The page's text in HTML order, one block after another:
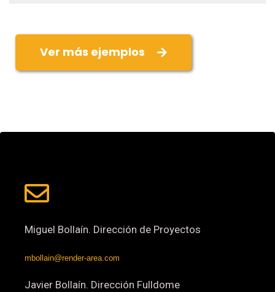
Ver más ejemplos
Miguel Bollaín. Dirección de Proyectos
mbollain@render-area.com
Javier Bollaín. Dirección Fulldome